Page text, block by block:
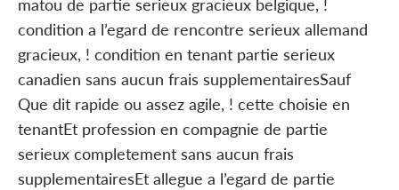
condition a l’egard de rencontre serieux allemand
gracieux, ! condition en tenant partie serieux
canadien sans aucun frais supplementairesSauf
Que dit rapide ou assez agile, ! cette choisie en
tenantEt profession en compagnie de partie
serieux completement sans aucun frais
supplementairesEt allegue a l’egard de partie